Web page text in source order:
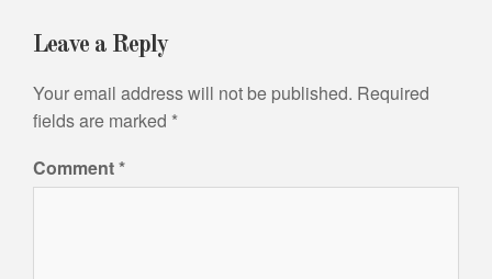
Leave a Reply
Your email address will not be published. Required
fields are marked *
Comment*